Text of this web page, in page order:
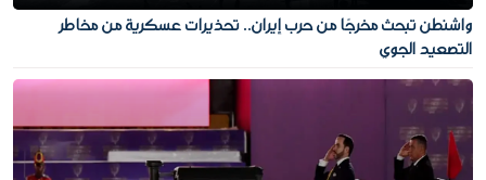
واشنطن تبحث مخرجًا من حرب إيران.. تحذيرات عسكرية من مخاطر
التصعيد الجوي